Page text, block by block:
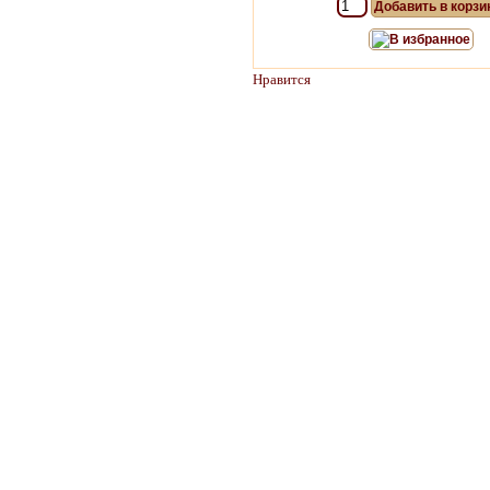
Добавить в
В избранное
Нравится